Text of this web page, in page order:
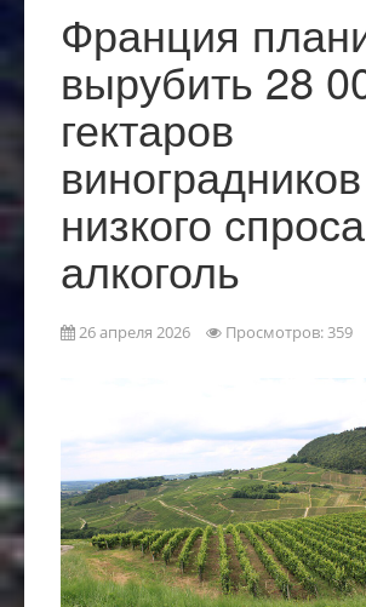
Франция
вырубить 28
гектаров
низкого
алкоголь
26 апреля 2026 Просмотров: 359